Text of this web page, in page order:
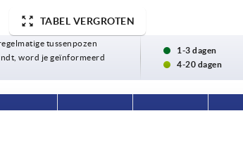
13
16
TABEL VERGROTEN
tussenpozen
word je geïnformeerd
1-3 dagen
4-20 dagen